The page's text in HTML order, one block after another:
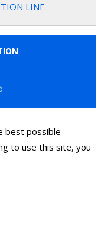
LINE
best possible
to use this site, you